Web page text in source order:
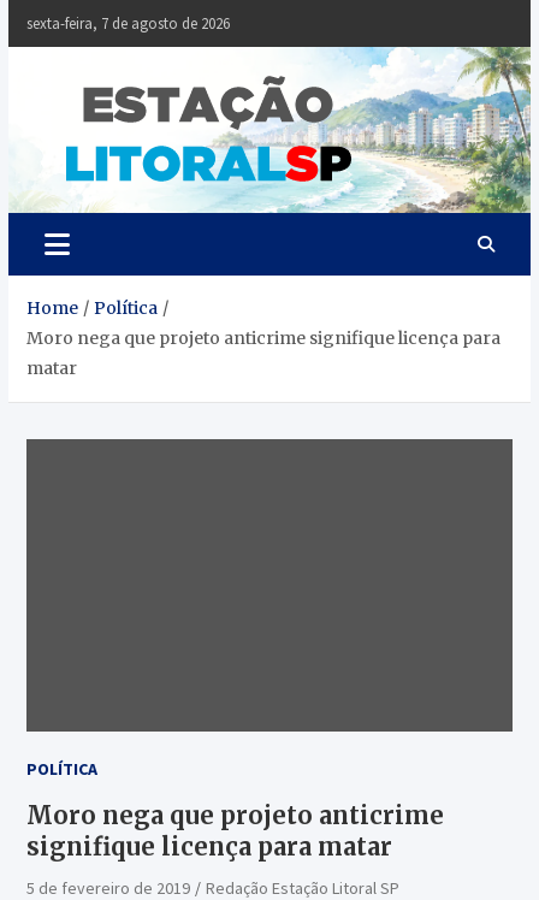
sexta-feira, 7 de agosto de 2026
Litoral
Notícias da
Baixada Santista
Home
Política
Moro nega que projeto anticrime signifique licença para
matar
POLÍTICA
Moro nega que projeto anticrime
signifique licença para matar
5 de fevereiro de 2019 Redação Estação Litoral SP